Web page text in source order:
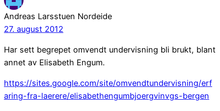
Andreas Larsstuen Nordeide
27. august 2012
Har sett begrepet omvendt undervisning bli brukt, blant
annet av Elisabeth Engum.
https://sites.google.com/site/omvendtundervisning/erf
aring-fra-laerere/elisabethengumbjoergvinvgs-bergen